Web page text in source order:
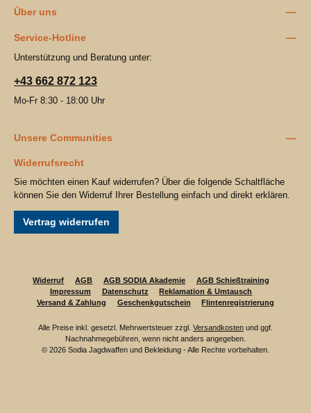
Über uns
Service-Hotline
Unterstützung und Beratung unter:
+43 662 872 123
Mo-Fr 8:30 - 18:00 Uhr
Unsere Communities
Widerrufsrecht
Sie möchten einen Kauf widerrufen? Über die folgende Schaltfläche
können Sie den Widerruf Ihrer Bestellung einfach und direkt erklären.
Vertrag widerrufen
Widerruf AGB AGB SODIA Akademie
AGB Schießtraining
Impressum
Datenschutz
Reklamation & Umtausch
Versand & Zahlung
Geschenkgutschein Flintenregistrierung
Alle Preise inkl. gesetzl. Mehrwertsteuer zzgl. Versandkosten und ggf.
Nachnahmegebühren, wenn nicht anders angegeben.
© 2026 Sodia Jagdwaffen und Bekleidung - Alle Rechte vorbehalten.